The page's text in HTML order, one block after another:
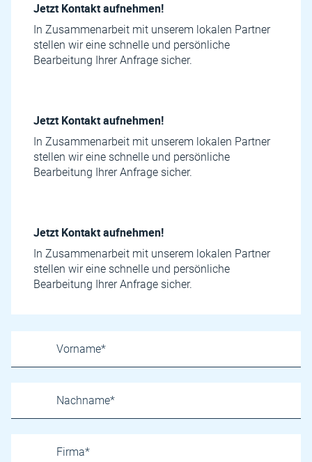
Jetzt Kontakt aufnehmen!
In Zusammenarbeit mit unserem lokalen Partner
stellen wir eine schnelle und persönliche
Bearbeitung Ihrer Anfrage sicher.
Jetzt Kontakt aufnehmen!
In Zusammenarbeit mit unserem lokalen Partner
stellen wir eine schnelle und persönliche
Bearbeitung Ihrer Anfrage sicher.
Jetzt Kontakt aufnehmen!
In Zusammenarbeit mit unserem lokalen Partner
stellen wir eine schnelle und persönliche
Bearbeitung Ihrer Anfrage sicher.